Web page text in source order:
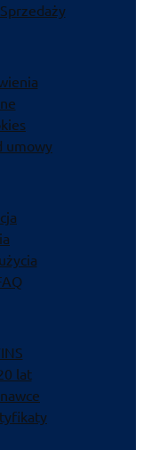
umowy
lat